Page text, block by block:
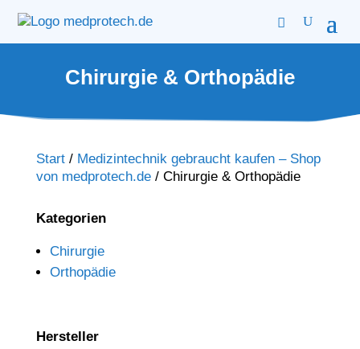
Chirurgie & Orthopädie
Start/ Medizintechnik gebraucht kaufen – Shop
von medprotech.de/ Chirurgie & Orthopädie
Kategorien
Chirurgie
Orthopädie
Hersteller